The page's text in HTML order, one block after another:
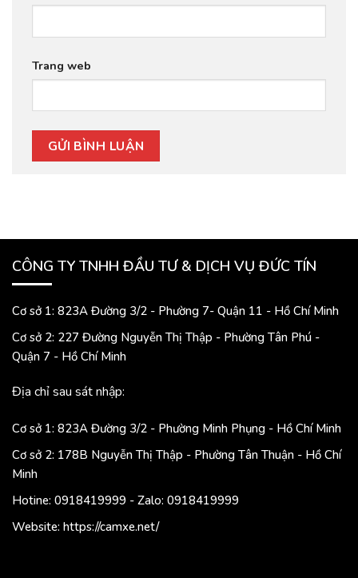
Trang web
CÔNG TY TNHH ĐẦU TƯ & DỊCH VỤ ĐỨC TÍN
Cơ sở 1: 823A Đường 3/2 - Phường 7- Quận 11 - Hồ Chí Minh
Cơ sở 2: 227 Đường Nguyễn Thị Thập - Phường Tân Phú -
Quận 7 - Hồ Chí Minh
Địa chỉ sau sát nhập:
Cơ sở 1: 823A Đường 3/2 - Phường Minh Phụng - Hồ Chí Minh
Cơ sở 2: 178B Nguyễn Thị Thập - Phường Tân Thuận - Hồ Chí
Minh
Hotine: 0918419999 - Zalo: 0918419999
Website: https://camxe.net/